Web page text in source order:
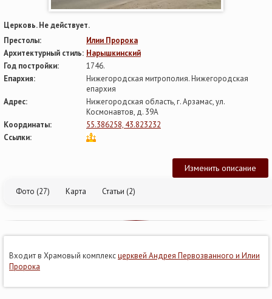
Церковь. Не действует.
Престолы:
Илии Пророка
Архитектурный стиль: Нарышкинский
Год постройки:
1746.
Епархия:
Нижегородская митрополия. Нижегородская
епархия
Адрес:
Нижегородская область, г. Арзамас, ул.
Космонавтов, д. 39А
Координаты:
55.386258, 43.823232
Ссылки:
Изменить описание
Фото (27) Карта Статьи (2)
Входит в Храмовый комплексцерквей Андрея Первозванного и Илии
Пророка